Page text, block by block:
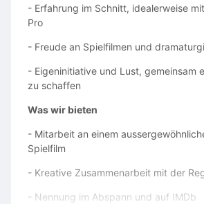
Wir freuen uns auf deine Bewerbung!
- Erfahrung im Schnitt, idealerweise
Pro
- Freude an Spielfilmen und
- Eigeninitiative und Lust, gemeinsam
zu schaffen
Was wir bieten
- Mitarbeit an einem
Spielfilm
- Kreative Zusammenarbeit mit der
- Nennung im Abspann und auf IMDb